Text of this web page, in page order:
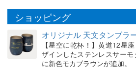
ショッピング
オリジナル 天文タンブラ
【星空に乾杯！】黄道12星
ザインしたステンレスサー
に新色モカブラウンが追加。